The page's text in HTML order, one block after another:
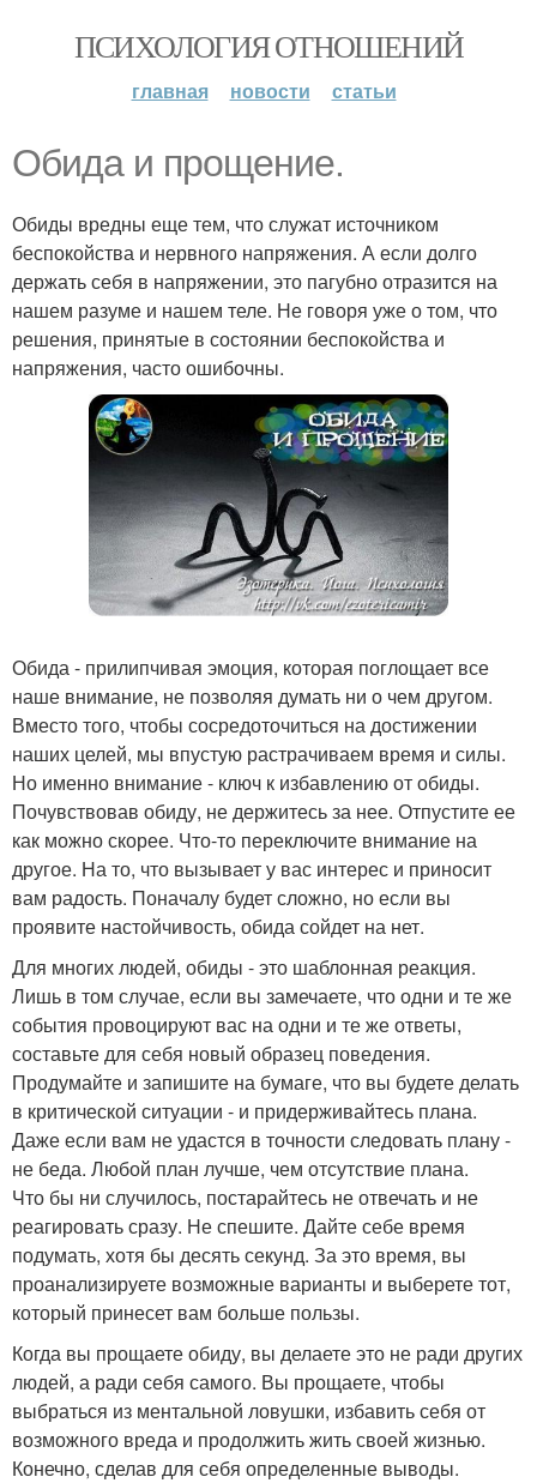
ПСИХОЛОГИЯ ОТНОШЕНИЙ
главная новости статьи
Обида и прощение.
Обиды вредны еще тем, что служат источником
беспокойства и нервного напряжения. А если долго
держать себя в напряжении, это пагубно отразится на
нашем разуме и нашем теле. Не говоря уже о том, что
решения, принятые в состоянии беспокойства и
напряжения, часто ошибочны.
Обида - прилипчивая эмоция, которая поглощает все
наше внимание, не позволяя думать ни о чем другом.
Вместо того, чтобы сосредоточиться на достижении
наших целей, мы впустую растрачиваем время и силы.
Но именно внимание - ключ к избавлению от обиды.
Почувствовав обиду, не держитесь за нее. Отпустите ее
как можно скорее. Что-то переключите внимание на
другое. На то, что вызывает у вас интерес и приносит
вам радость. Поначалу будет сложно, но если вы
проявите настойчивость, обида сойдет на нет.
Для многих людей, обиды - это шаблонная реакция.
Лишь в том случае, если вы замечаете, что одни и те же
события провоцируют вас на одни и те же ответы,
составьте для себя новый образец поведения.
Продумайте и запишите на бумаге, что вы будете делать
в критической ситуации - и придерживайтесь плана.
Даже если вам не удастся в точности следовать плану -
не беда. Любой план лучше, чем отсутствие плана.
Что бы ни случилось, постарайтесь не отвечать и не
реагировать сразу. Не спешите. Дайте себе время
подумать, хотя бы десять секунд. За это время, вы
проанализируете возможные варианты и выберете тот,
который принесет вам больше пользы.
Когда вы прощаете обиду, вы делаете это не ради других
людей, а ради себя самого. Вы прощаете, чтобы
выбраться из ментальной ловушки, избавить себя от
возможного вреда и продолжить жить своей жизнью.
Конечно, сделав для себя определенные выводы.